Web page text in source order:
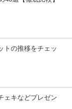
トの推移をチェッ
ェキなどプレゼン